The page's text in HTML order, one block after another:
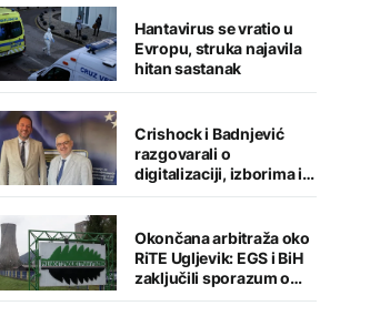
Hantavirus se vratio u
Evropu, struka najavila
hitan sastanak
Crishock i Badnjević
razgovarali o
digitalizaciji, izborima i
jačanju institucija BiH
Okončana arbitraža oko
RiTE Ugljevik: EGS i BiH
zaključili sporazum o
nagodbi